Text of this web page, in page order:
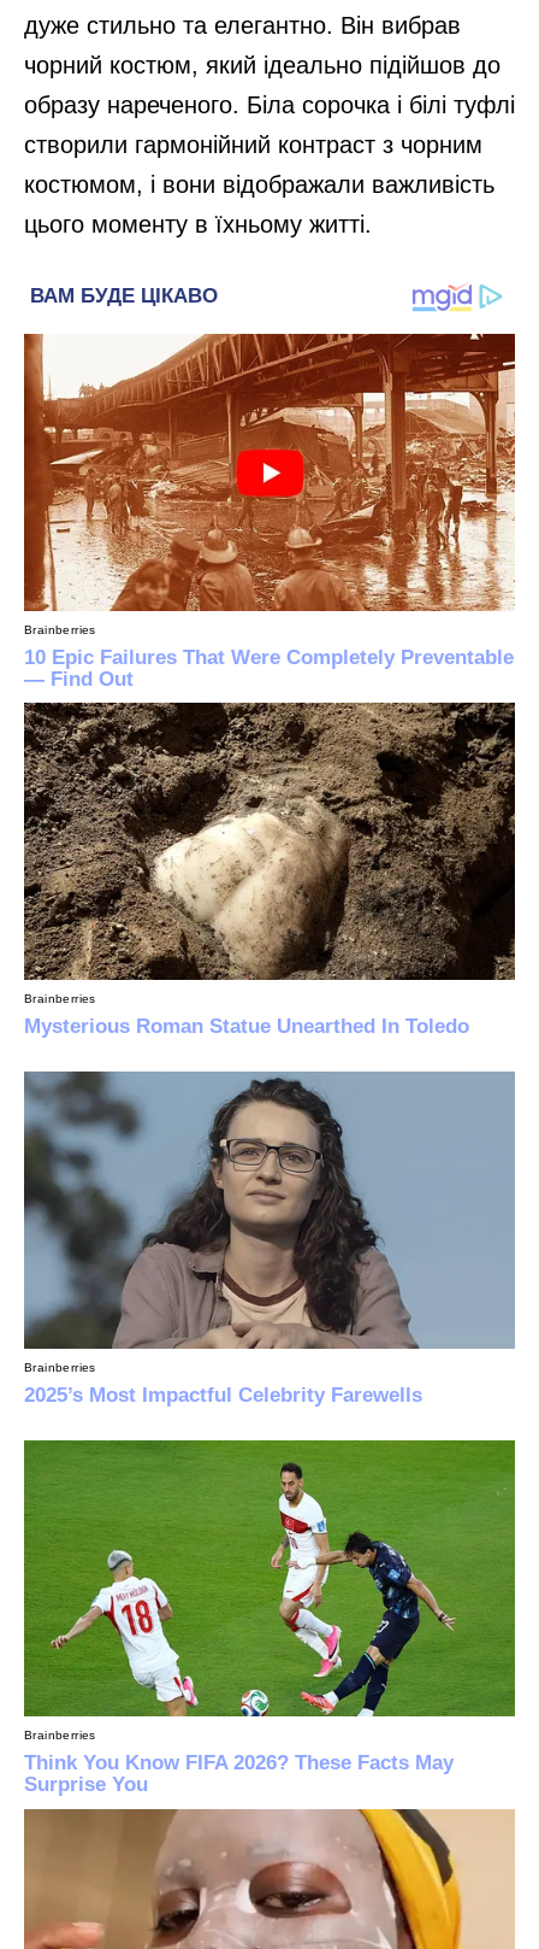
дуже стильно та елегантно. Він вибрав
чорний костюм, який ідеально підійшов до
образу нареченого. Біла сорочка і білі туфлі
створили гармонійний контраст з чорним
костюмом, і вони відображали важливість
цього моменту в їхньому житті.